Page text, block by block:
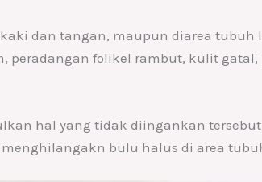
dan tangan, maupun diarea
peradangan folikel rambut, kulit
hal yang tidak diingankan
menghilangakn bulu halus di area